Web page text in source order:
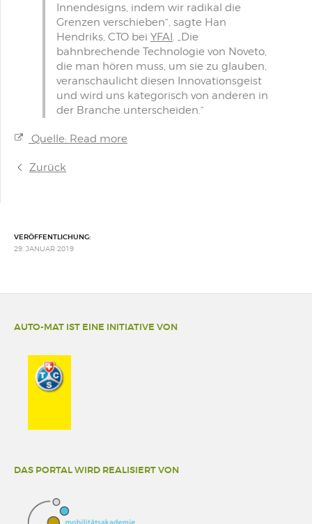
Innendesigns, indem wir radikal die
Grenzen verschieben“, sagte Han
Hendriks, CTO bei YFAI. „Die
bahnbrechende Technologie von Noveto,
die man hören muss, um sie zu glauben,
veranschaulicht diesen Innovationsgeist
und wird uns kategorisch von anderen in
der Branche unterscheiden.“
Quelle: Read more
Zurück
VERÖFFENTLICHUNG:
29. JANUAR 2019
AUTO-MAT IST EINE INITIATIVE VON
DAS PORTAL WIRD REALISIERT VON